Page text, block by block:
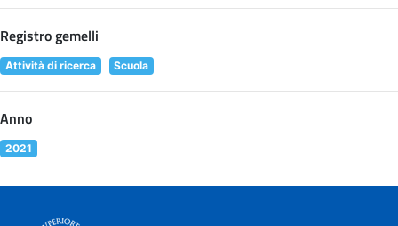
Registro gemelli
Attività di ricerca Scuola
Anno
2021